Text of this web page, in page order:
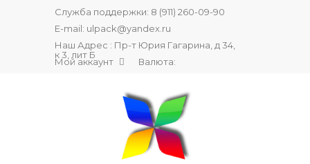
Служба поддержки: 8 (911) 260-09-90
E-mail: ulpack@yandex.ru
Наш Адрес : Пр-т Юрия Гагарина, д 34,
к 3, лит Б
Мой аккаунт Валюта: